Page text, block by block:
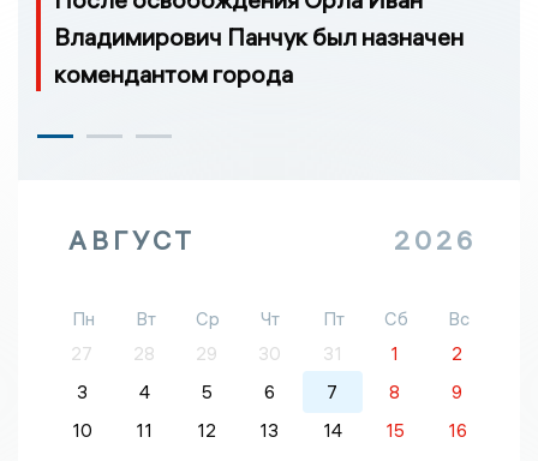
Владимирович Панчук был назначен
комендантом города
АВГУСТ 2026
Пн Вт Ср Чт Пт Сб
Вс
27
28 29 30 31 1
2
3
4 5 6 7 8
9
10
11 12 13 14 15
16